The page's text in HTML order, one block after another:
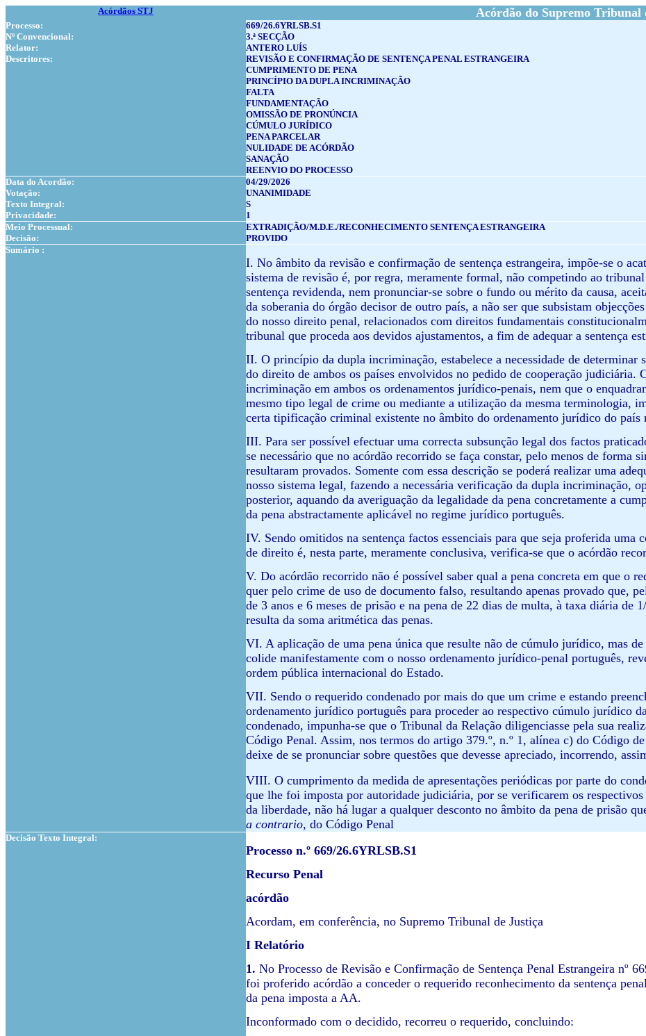
Acórdãos STJ Acórdão do Supremo Tribunal
Processo:
669/26.6YRLSB.S1
Nº Convencional:
3.ª SECÇÃO
Relator:
ANTERO LUÍS
Descritores:
REVISÃO E CONFIRMAÇÃO DE SENTENÇA PENAL ESTRANGEIRA
CUMPRIMENTO DE PENA
PRINCÍPIO DA DUPLA INCRIMINAÇÃO
FALTA
FUNDAMENTAÇÃO
OMISSÃO DE PRONÚNCIA
CÚMULO JURÍDICO
PENA PARCELAR
NULIDADE DE ACÓRDÃO
SANAÇÃO
REENVIO DO PROCESSO
Data do Acordão:
04/29/2026
Votação:
UNANIMIDADE
Texto Integral:
S
Privacidade:
1
Meio Processual:
EXTRADIÇÃO/M.D.E./RECONHECIMENTO SENTENÇA ESTRANGEIRA
Decisão:
PROVIDO
Sumário :
I. No âmbito da revisão e confirmação de sentença estrangeira, impõe-se o
sistema de revisão é, por regra, meramente formal, não competindo ao
sentença revidenda, nem pronunciar-se sobre o fundo ou mérito da causa,
da soberania do órgão decisor de outro país, a não ser que subsistam
do nosso direito penal, relacionados com direitos fundamentais
tribunal que proceda aos devidos ajustamentos, a fim de adequar a sentença
II. O princípio da dupla incriminação, estabelece a necessidade de
do direito de ambos os países envolvidos no pedido de cooperação judiciária.
incriminação em ambos os ordenamentos jurídico-penais, nem que o
mesmo tipo legal de crime ou mediante a utilização da mesma terminologia,
certa tipificação criminal existente no âmbito do ordenamento jurídico do país
III. Para ser possível efectuar uma correcta subsunção legal dos factos
se necessário que no acórdão recorrido se faça constar, pelo menos de forma
resultaram provados. Somente com essa descrição se poderá realizar uma
nosso sistema legal, fazendo a necessária verificação da dupla incriminação,
posterior, aquando da averiguação da legalidade da pena concretamente a
da pena abstractamente aplicável no regime jurídico português.
IV. Sendo omitidos na sentença factos essenciais para que seja proferida
de direito é, nesta parte, meramente conclusiva, verifica-se que o acórdão
V. Do acórdão recorrido não é possível saber qual a pena concreta em que o
quer pelo crime de uso de documento falso, resultando apenas provado que,
de 3 anos e 6 meses de prisão e na pena de 22 dias de multa, à taxa diária
resulta da soma aritmética das penas.
VI. A aplicação de uma pena única que resulte não de cúmulo jurídico, mas
colide manifestamente com o nosso ordenamento jurídico-penal português,
ordem pública internacional do Estado.
VII. Sendo o requerido condenado por mais do que um crime e estando
ordenamento jurídico português para proceder ao respectivo cúmulo jurídico
condenado, impunha-se que o Tribunal da Relação diligenciasse pela sua
Código Penal. Assim, nos termos do artigo 379.º, n.º 1, alínea c) do Código
deixe de se pronunciar sobre questões que devesse apreciado, incorrendo,
VIII. O cumprimento da medida de apresentações periódicas por parte do
que lhe foi imposta por autoridade judiciária, por se verificarem os
da liberdade, não há lugar a qualquer desconto no âmbito da pena de prisão
a contrario, do Código Penal
Decisão Texto Integral:
Processo n.º 669/26.6YRLSB.S1
Recurso Penal
acórdão
Acordam, em conferência, no Supremo Tribunal de Justiça
I Relatório
1. No Processo de Revisão e Confirmação de Sentença Penal Estrangeira nº
foi proferido acórdão a conceder o requerido reconhecimento da sentença
da pena imposta a AA.
Inconformado com o decidido, recorreu o requerido, concluindo: